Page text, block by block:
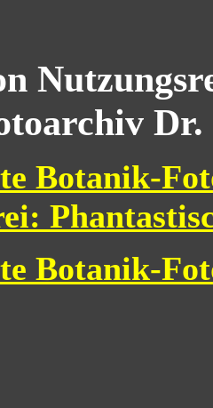
Dr.
Botanik-
Botanik-